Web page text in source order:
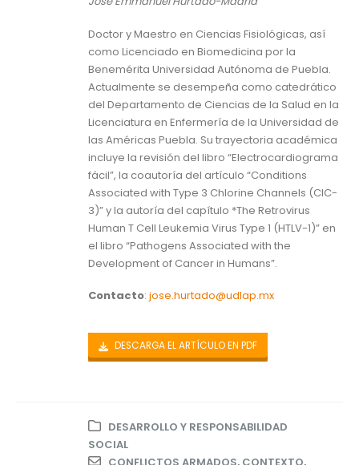
Doctor y Maestro en Ciencias Fisiológicas, así
como Licenciado en Biomedicina por la
Benemérita Universidad Autónoma de Puebla.
Actualmente se desempeña como catedrático
del Departamento de Ciencias de la Salud en la
Licenciatura en Enfermería de la Universidad de
las Américas Puebla. Su trayectoria académica
incluye la revisión del libro “Electrocardiograma
fácil”, la coautoría del artículo “Conditions
Associated with Type 3 Chlorine Channels (ClC-
3)” y la autoría del capítulo *The Retrovirus
Human T Cell Leukemia Virus Type 1 (HTLV-1)” en
el libro “Pathogens Associated with the
Development of Cancer in Humans”.
Contacto: jose.hurtado@udlap.mx
DESCARGA EL ARTÍCULO EN PDF
DESARROLLO Y RESPONSABILIDAD
SOCIAL